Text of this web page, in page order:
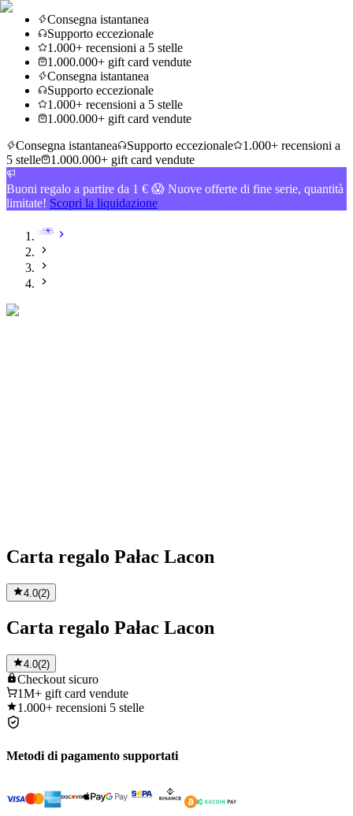
Consegna istantanea
Supporto eccezionale
1.000+ recensioni a 5 stelle
1.000.000+ gift card vendute
Consegna istantanea
Supporto eccezionale
1.000+ recensioni a 5 stelle
1.000.000+ gift card vendute
Consegna istantanea
Supporto eccezionale
1.000+ recensioni a
5 stelle
1.000.000+ gift card vendute
Buoni regalo a partire da 1 € 😱 Nuove offerte di fine serie, quantità
limitate! Scopri la liquidazione
Carta regalo Pałac Lacon
4.0(2)
Carta regalo Pałac Lacon
4.0(2)
Checkout sicuro
1M+ gift card vendute
1.000+ recensioni 5 stelle
Metodi di pagamento supportati